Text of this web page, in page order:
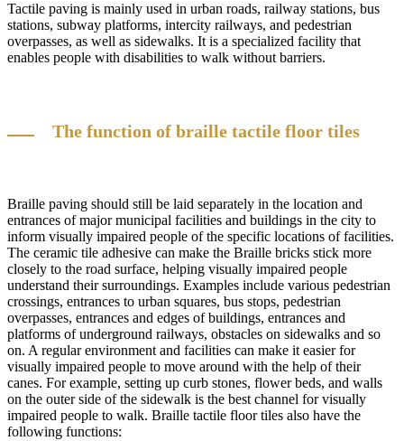
Tactile paving is mainly used in urban roads, railway stations, bus
stations, subway platforms, intercity railways, and pedestrian
overpasses, as well as sidewalks. It is a specialized facility that
enables people with disabilities to walk without barriers.
The function of braille tactile floor tiles
Braille paving should still be laid separately in the location and
entrances of major municipal facilities and buildings in the city to
inform visually impaired people of the specific locations of facilities.
The ceramic tile adhesive can make the Braille bricks stick more
closely to the road surface, helping visually impaired people
understand their surroundings. Examples include various pedestrian
crossings, entrances to urban squares, bus stops, pedestrian
overpasses, entrances and edges of buildings, entrances and
platforms of underground railways, obstacles on sidewalks and so
on. A regular environment and facilities can make it easier for
visually impaired people to move around with the help of their
canes. For example, setting up curb stones, flower beds, and walls
on the outer side of the sidewalk is the best channel for visually
impaired people to walk. Braille tactile floor tiles also have the
following functions: